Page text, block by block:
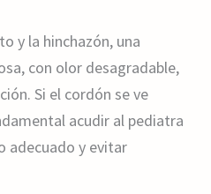
y la hinchazón, una
con olor desagradable,
Si el cordón se ve
acudir al pediatra
adecuado y evitar